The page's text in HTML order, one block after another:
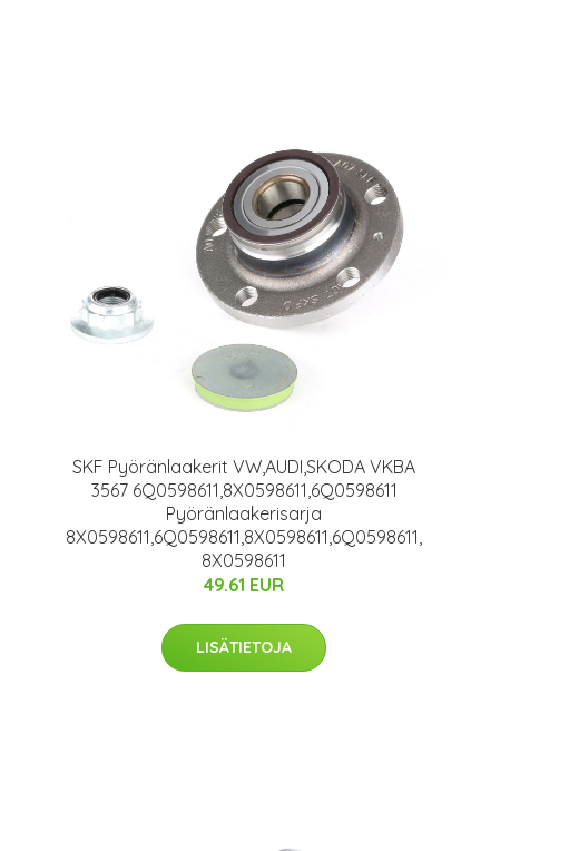
SKF Pyöränlaakerit VW,AUDI,SKODA VKBA
3567 6Q0598611,8X0598611,6Q0598611
Pyöränlaakerisarja
8X0598611,6Q0598611,8X0598611,6Q0598611,
8X0598611
49.61 EUR
LISÄTIETOJA